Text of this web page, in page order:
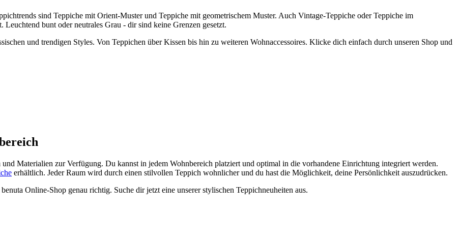
sind Teppiche mit Orient-Muster und Teppiche mit geometrischem Muster. Auch Vintage-Teppiche oder Teppiche im
bunt oder neutrales Grau - dir sind keine Grenzen gesetzt.
und trendigen Styles. Von Teppichen über Kissen bis hin zu weiteren Wohnaccessoires. Klicke dich einfach durch unseren Shop und
Materialien zur Verfügung. Du kannst in jedem Wohnbereich platziert und optimal in die vorhandene Einrichtung integriert werden.
erhältlich. Jeder Raum wird durch einen stilvollen Teppich wohnlicher und du hast die Möglichkeit, deine Persönlichkeit auszudrücken.
Online-Shop genau richtig. Suche dir jetzt eine unserer stylischen Teppichneuheiten aus.